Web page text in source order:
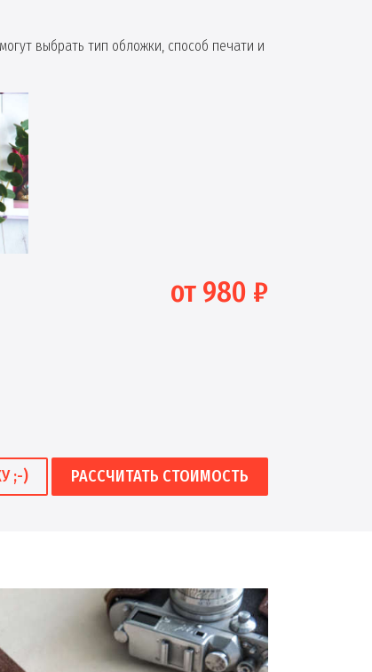
выбрать тип обложки, способ печати и
от 980 ₽
;-) РАССЧИТАТЬ СТОИМОСТЬ